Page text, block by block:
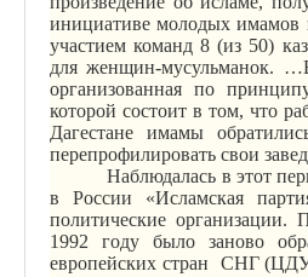
инициативе молодых имамов
участием команд 8 (из 50)
для женщин-мусульманок.
организованная по
которой состоит в том, что
Дагестане имамы
перепрофилировать свои
Наблюдалась в этот
в России «Исламская
политические
1992 году было заново
европейских стран СНГ